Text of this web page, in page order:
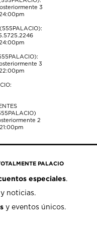
3
3
2
PALACIO
especiales.
y noticias.
y eventos únicos.